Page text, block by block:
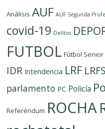
Análisis AUF AUF Segunda
covid-19 Delítos
FUTBOL Fútbol Senior
IDR Intendencia LRF LRFS
parlamento PC Policía
Referéndum ROCHA